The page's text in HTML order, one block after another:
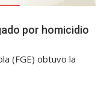
por homicidio
(FGE) obtuvo la